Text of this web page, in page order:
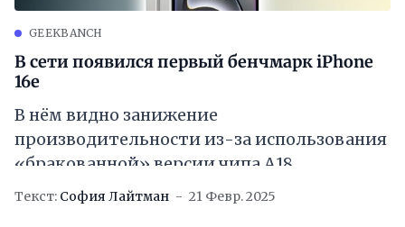
GEEKBANCH
В сети появился первый бенчмарк iPhone
16e
В нём видно занижение
производительности из-за использования
«бракованной» версии чипа A18
Текст: София Лайтман 21 Февр. 2025